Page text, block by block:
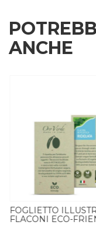
ANCHE
FOGLIETTO
FLACONI ECO-